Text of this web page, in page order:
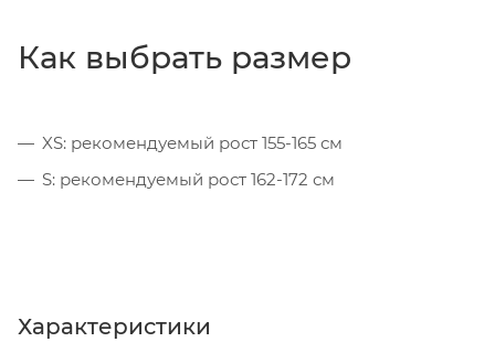
Как выбрать размер
XS: рекомендуемый рост 155-165 см
S: рекомендуемый рост 162-172 см
Характеристики